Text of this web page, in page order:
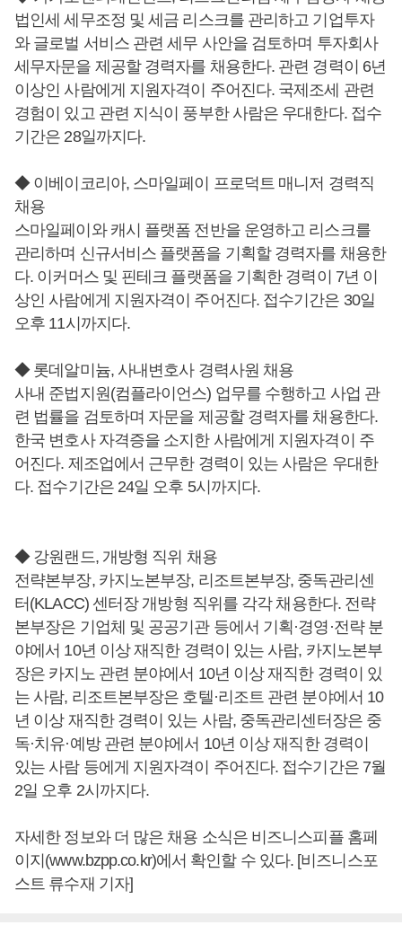
법인세 세무조정 및 세금 리스크를 관리하고 기업투자
와 글로벌 서비스 관련 세무 사안을 검토하며 투자회사
세무자문을 제공할 경력자를 채용한다. 관련 경력이 6년
이상인 사람에게 지원자격이 주어진다. 국제조세 관련
경험이 있고 관련 지식이 풍부한 사람은 우대한다. 접수
기간은 28일까지다.
◆ 이베이코리아, 스마일페이 프로덕트 매니저 경력직
채용
스마일페이와 캐시 플랫폼 전반을 운영하고 리스크를
관리하며 신규서비스 플랫폼을 기획할 경력자를 채용한
다. 이커머스 및 핀테크 플랫폼을 기획한 경력이 7년 이
상인 사람에게 지원자격이 주어진다. 접수기간은 30일
오후 11시까지다.
◆ 롯데알미늄, 사내변호사 경력사원 채용
사내 준법지원(컴플라이언스) 업무를 수행하고 사업 관
련 법률을 검토하며 자문을 제공할 경력자를 채용한다.
한국 변호사 자격증을 소지한 사람에게 지원자격이 주
어진다. 제조업에서 근무한 경력이 있는 사람은 우대한
다. 접수기간은 24일 오후 5시까지다.
◆ 강원랜드, 개방형 직위 채용
전략본부장, 카지노본부장, 리조트본부장, 중독관리센
터(KLACC) 센터장 개방형 직위를 각각 채용한다. 전략
본부장은 기업체 및 공공기관 등에서 기획·경영·전략 분
야에서 10년 이상 재직한 경력이 있는 사람, 카지노본부
장은 카지노 관련 분야에서 10년 이상 재직한 경력이 있
는 사람, 리조트본부장은 호텔·리조트 관련 분야에서 10
년 이상 재직한 경력이 있는 사람, 중독관리센터장은 중
독·치유·예방 관련 분야에서 10년 이상 재직한 경력이
있는 사람 등에게 지원자격이 주어진다. 접수기간은 7월
2일 오후 2시까지다.
자세한 정보와 더 많은 채용 소식은 비즈니스피플 홈페
이지(www.bzpp.co.kr)에서 확인할 수 있다. [비즈니스포
스트 류수재 기자]